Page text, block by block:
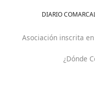
DIARIO
Asociación inscrita
¿Dónde